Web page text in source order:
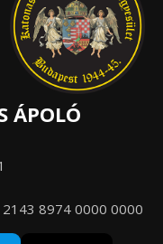
ÁPOLÓ
8974 0000 0000